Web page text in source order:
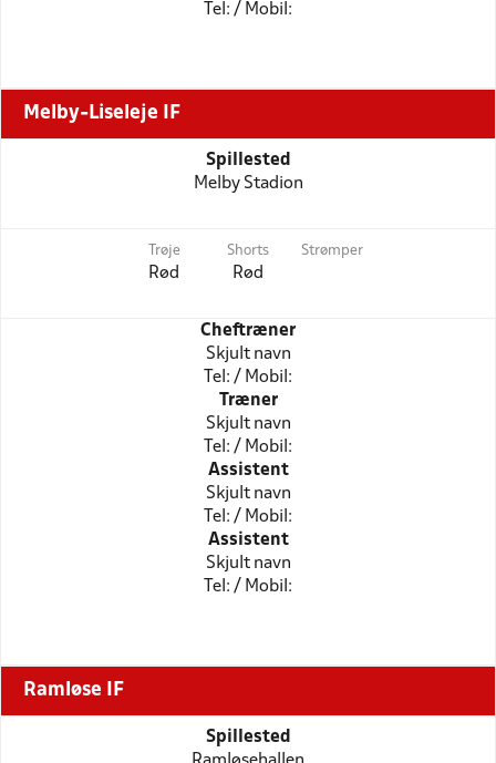
Tel: / Mobil:
Melby-Liseleje IF
Spillested
Melby Stadion
Trøje
Rød
Shorts
Rød
Strømper
Cheftræner
Skjult navn
Tel: / Mobil:
Træner
Skjult navn
Tel: / Mobil:
Assistent
Skjult navn
Tel: / Mobil:
Assistent
Skjult navn
Tel: / Mobil:
Ramløse IF
Spillested